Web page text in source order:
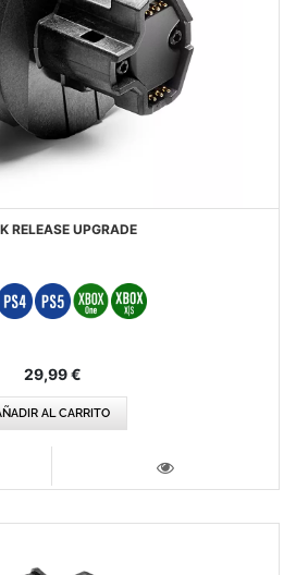
RELEASE UPGRADE
29,99 €
AL CARRITO